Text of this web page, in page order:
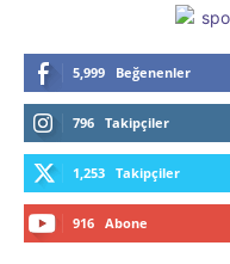
5,999 Beğenenler
796 Takipçiler
1,253 Takipçiler
916 Abone